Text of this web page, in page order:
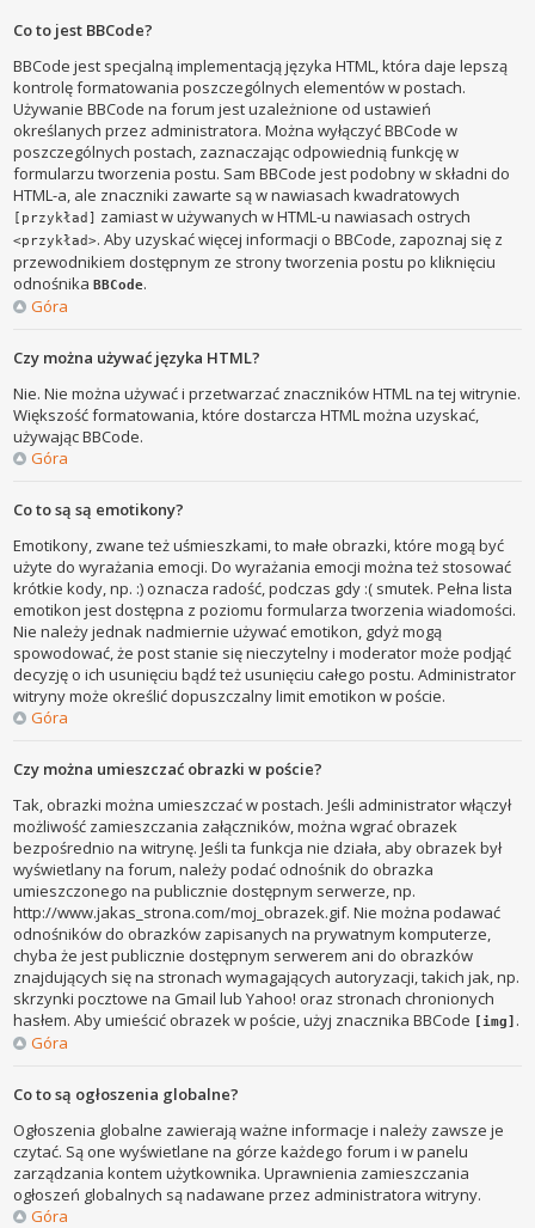
Co to jest BBCode?
BBCode jest specjalną implementacją języka HTML, która daje lepszą
kontrolę formatowania poszczególnych elementów w postach.
Używanie BBCode na forum jest uzależnione od ustawień
określanych przez administratora. Można wyłączyć BBCode w
poszczególnych postach, zaznaczając odpowiednią funkcję w
formularzu tworzenia postu. Sam BBCode jest podobny w składni do
HTML-a, ale znaczniki zawarte są w nawiasach kwadratowych
[przykład] zamiast w używanych w HTML-u nawiasach ostrych
<przykład>. Aby uzyskać więcej informacji o BBCode, zapoznaj się z
przewodnikiem dostępnym ze strony tworzenia postu po kliknięciu
odnośnikaBBCode.
Góra
Czy można używać języka HTML?
Nie. Nie można używać i przetwarzać znaczników HTML na tej witrynie.
Większość formatowania, które dostarcza HTML można uzyskać,
używając BBCode.
Góra
Co to są są emotikony?
Emotikony, zwane też uśmieszkami, to małe obrazki, które mogą być
użyte do wyrażania emocji. Do wyrażania emocji można też stosować
krótkie kody, np. :) oznacza radość, podczas gdy :( smutek. Pełna lista
emotikon jest dostępna z poziomu formularza tworzenia wiadomości.
Nie należy jednak nadmiernie używać emotikon, gdyż mogą
spowodować, że post stanie się nieczytelny i moderator może podjąć
decyzję o ich usunięciu bądź też usunięciu całego postu. Administrator
witryny może określić dopuszczalny limit emotikon w poście.
Góra
Czy można umieszczać obrazki w poście?
Tak, obrazki można umieszczać w postach. Jeśli administrator włączył
możliwość zamieszczania załączników, można wgrać obrazek
bezpośrednio na witrynę. Jeśli ta funkcja nie działa, aby obrazek był
wyświetlany na forum, należy podać odnośnik do obrazka
umieszczonego na publicznie dostępnym serwerze, np.
http://www.jakas_strona.com/moj_obrazek.gif. Nie można podawać
odnośników do obrazków zapisanych na prywatnym komputerze,
chyba że jest publicznie dostępnym serwerem ani do obrazków
znajdujących się na stronach wymagających autoryzacji, takich jak, np.
skrzynki pocztowe na Gmail lub Yahoo! oraz stronach chronionych
hasłem. Aby umieścić obrazek w poście, użyj znacznika BBCode [img] .
Góra
Co to są ogłoszenia globalne?
Ogłoszenia globalne zawierają ważne informacje i należy zawsze je
czytać. Są one wyświetlane na górze każdego forum i w panelu
zarządzania kontem użytkownika. Uprawnienia zamieszczania
ogłoszeń globalnych są nadawane przez administratora witryny.
Góra